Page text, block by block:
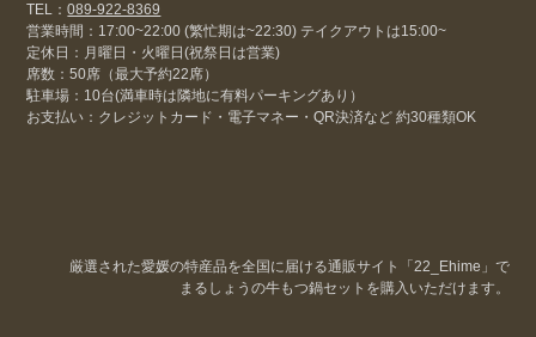
TEL：089-922-8369
営業時間：17:00~22:00 (繁忙期は~22:30) テイクアウトは15:00~
定休日：月曜日・火曜日(祝祭日は営業)
席数：50席（最大予約22席）
駐車場：10台(満車時は隣地に有料パーキングあり）
お支払い：クレジットカード・電子マネー・QR決済など 約30種類OK
厳選された愛媛の特産品を全国に届ける通販サイト「22_Ehime」で
まるしょうの牛もつ鍋セットを購入いただけます。